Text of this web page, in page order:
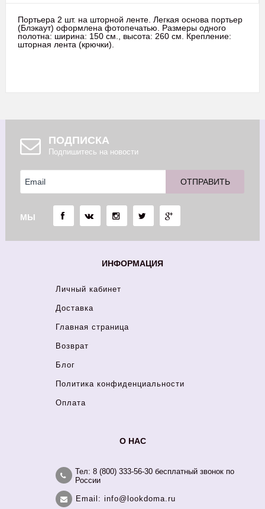
Портьера 2 шт. на шторной ленте. Легкая основа портьер
(Блэкаут) оформлена фотопечатью. Размеры одного
полотна: ширина: 150 см., высота: 260 см. Крепление:
шторная лента (крючки).
ПОДПИСКА
Подпишитесь на новости
МЫ
ИНФОРМАЦИЯ
Личный кабинет
Доставка
Главная страница
Возврат
Блог
Политика конфиденциальности
Оплата
О НАС
Тел: 8 (800) 333-56-30 бесплатный звонок по
России
Email: info@lookdoma.ru